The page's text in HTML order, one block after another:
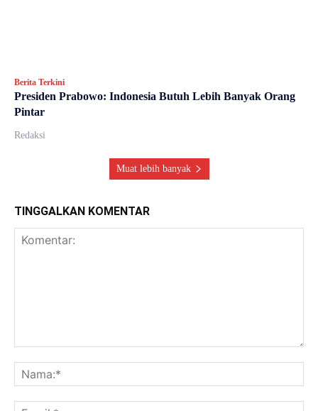
Berita Terkini
Presiden Prabowo: Indonesia Butuh Lebih Banyak Orang
Pintar
Redaksi
Muat lebih banyak
TINGGALKAN KOMENTAR